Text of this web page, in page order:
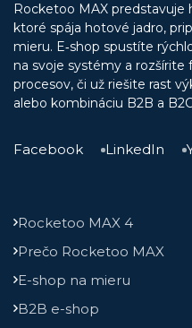
Rocketoo MAX predstavuje
ktoré spája hotové jadro,
mieru. E‑shop spustíte
na svoje systémy a rozšírite
procesov, či už riešite rast
alebo kombináciu B2B a
Facebook LinkedIn
Rocketoo MAX 4
Prečo Rocketoo MAX
E-shop na mieru
B2B e-shop